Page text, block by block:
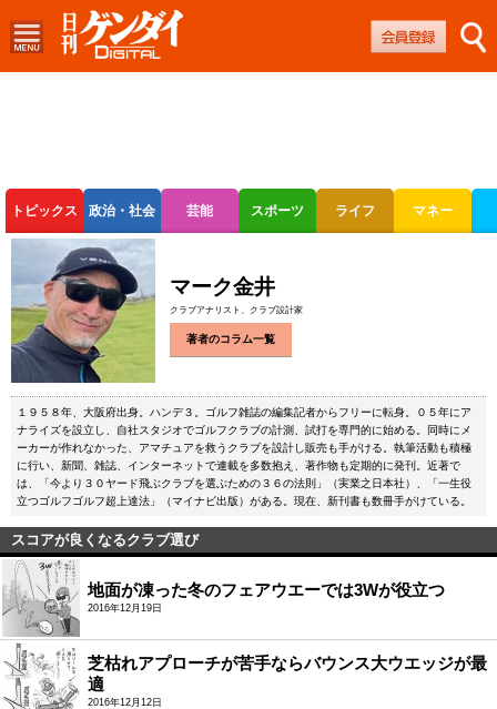
トピックス 政治・社会 芸能 スポーツ ライフ マネー
ボートレース 競輪
マーク金井
クラブアナリスト、クラブ設計家
著者のコラム一覧
１９５８年、大阪府出身。ハンデ３。ゴルフ雑誌の編集記者からフリーに転身。０５年にア
ナライズを設立し、自社スタジオでゴルフクラブの計測、試打を専門的に始める。同時にメ
ーカーが作れなかった、アマチュアを救うクラブを設計し販売も手がける。執筆活動も積極
に行い、新聞、雑誌、インターネットで連載を多数抱え、著作物も定期的に発刊。近著で
は、「今より３０ヤード飛ぶクラブを選ぶための３６の法則」（実業之日本社）、「一生役
立つゴルフゴルフ超上達法」（マイナビ出版）がある。現在、新刊書も数冊手がけている。
スコアが良くなるクラブ選び
地面が凍った冬のフェアウエーでは3Wが役立つ
2016年12月19日
芝枯れアプローチが苦手ならバウンス大ウエッジが最
適
2016年12月12日